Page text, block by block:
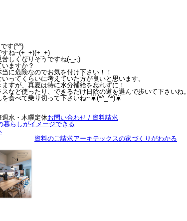
す(^^)
ね~(+_+)(+_+)
しくなりそうですね(-_-;)
ますか？
に危険なのでお気を付け下さい！！
ってくらいに考えていた方が良いと思います。
すが、真夏は特に水分補給を忘れずに！
など使ったり、できるだけ日陰の道を選んで歩いて下さいね。
を食べて乗り切って下さいね~☀(*^_^*)☀
水・木曜定休お問い合わせ / 資料請求
暮らしがイメージできる
資料のご請求アーキテックスの家づくりがわかる